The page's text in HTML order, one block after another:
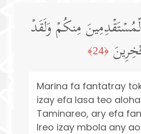
مِنكُمۡ وَلَقَدۡ
﴿24﴾
Marina fa fantatray
izay efa lasa teo aloha
Taminareo, ary efa
Ireo izay mbola any